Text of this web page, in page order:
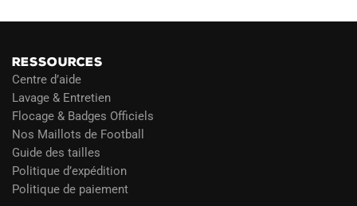
RESSOURCES
Centre d’aide
Lavage & Entretien
Flocage & Badges Officiels
Nos Maillots de Football
Guide des tailles
Politique d’expédition
Politique de paiement